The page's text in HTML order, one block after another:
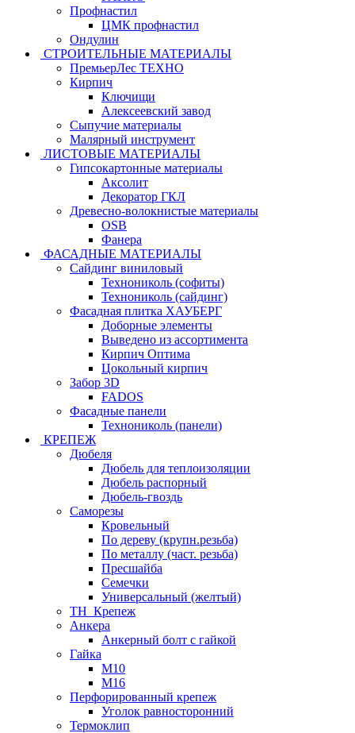
Профнастил
ЦМК профнастил
Ондулин
СТРОИТЕЛЬНЫЕ МАТЕРИАЛЫ
ПремьерЛес ТЕХНО
Кирпич
Ключищи
Алексеевский завод
Сыпучие материалы
Малярный инструмент
ЛИСТОВЫЕ МАТЕРИАЛЫ
Гипсокартонные материалы
Аксолит
Декоратор ГКЛ
Древесно-волокнистые материалы
OSB
Фанера
ФАСАДНЫЕ МАТЕРИАЛЫ
Сайдинг виниловый
Технониколь (софиты)
Технониколь (сайдинг)
Фасадная плитка ХАУБЕРГ
Доборные элементы
Выведено из ассортимента
Кирпич Оптима
Цокольный кирпич
Забор 3D
FADOS
Фасадные панели
Технониколь (панели)
КРЕПЕЖ
Дюбеля
Дюбель для теплоизоляции
Дюбель распорный
Дюбель-гвоздь
Саморезы
Кровельный
По дереву (крупн.резьба)
По металлу (част. резьба)
Пресшайба
Семечки
Универсальный (желтый)
ТН_Крепеж
Анкера
Анкерный болт с гайкой
Гайка
М10
М16
Перфорированный крепеж
Уголок равносторонний
Термоклип